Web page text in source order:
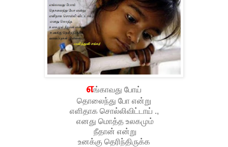
எங்காவது போய்
தொலைந்து போ என்று
எளிதாக சொல்லிவிட்டாய் .,
எனது மொத்த உலகமும்
நீதான் என்று
உனக்கு தெரிந்திருக்க